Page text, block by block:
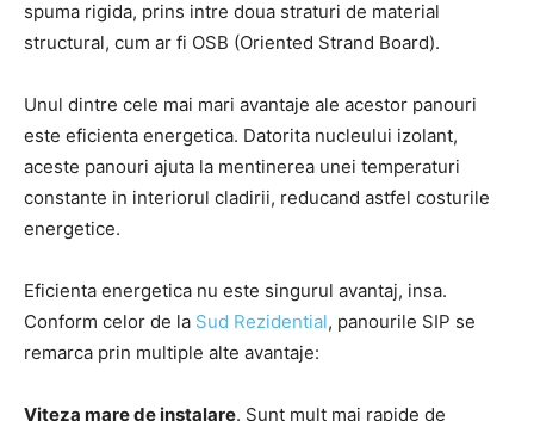
spuma rigida, prins intre doua straturi de material
structural, cum ar fi OSB (Oriented Strand Board).
Unul dintre cele mai mari avantaje ale acestor panouri
este eficienta energetica. Datorita nucleului izolant,
aceste panouri ajuta la mentinerea unei temperaturi
constante in interiorul cladirii, reducand astfel costurile
energetice.
Eficienta energetica nu este singurul avantaj, insa.
Conform celor de la Sud Rezidential, panourile SIP se
remarca prin multiple alte avantaje:
Viteza mare de instalare. Sunt mult mai rapide de